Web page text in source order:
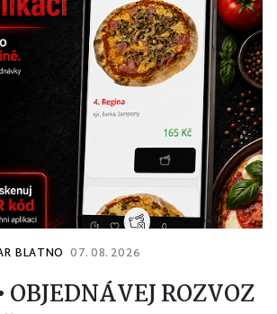
BLATNO 07. 08. 2026
OBJEDNÁVEJ ROZVOZ